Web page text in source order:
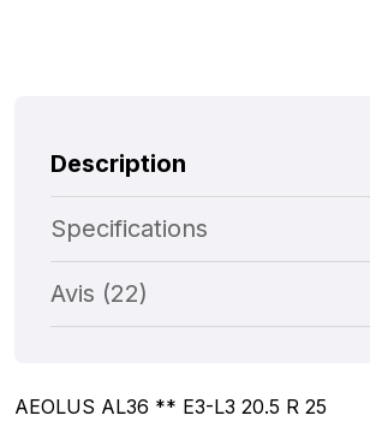
Description
Specifications
Avis (22)
AEOLUS AL36 ** E3-L3 20.5 R 25